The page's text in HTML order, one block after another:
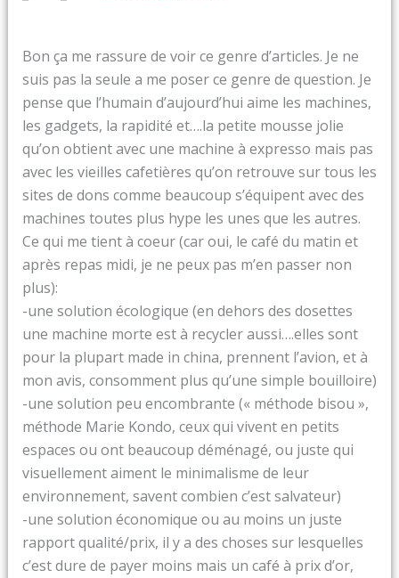
Bon ça me rassure de voir ce genre d’articles. Je ne
suis pas la seule a me poser ce genre de question. Je
pense que l’humain d’aujourd’hui aime les machines,
les gadgets, la rapidité et….la petite mousse jolie
qu’on obtient avec une machine à expresso mais pas
avec les vieilles cafetières qu’on retrouve sur tous les
sites de dons comme beaucoup s’équipent avec des
machines toutes plus hype les unes que les autres.
Ce qui me tient à coeur (car oui, le café du matin et
après repas midi, je ne peux pas m’en passer non
plus):
-une solution écologique (en dehors des dosettes
une machine morte est à recycler aussi….elles sont
pour la plupart made in china, prennent l’avion, et à
mon avis, consomment plus qu’une simple bouilloire)
-une solution peu encombrante (« méthode bisou »,
méthode Marie Kondo, ceux qui vivent en petits
espaces ou ont beaucoup déménagé, ou juste qui
visuellement aiment le minimalisme de leur
environnement, savent combien c’est salvateur)
-une solution économique ou au moins un juste
rapport qualité/prix, il y a des choses sur lesquelles
c’est dure de payer moins mais un café à prix d’or,